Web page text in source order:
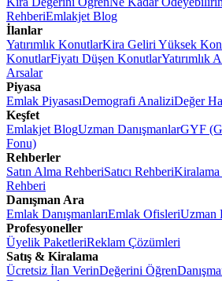
RehberiEmlakjet Blog
İlanlar
Yatırımlık KonutlarKira Geliri Yüksek
KonutlarFiyatı Düşen KonutlarYatırımlık
Arsalar
Piyasa
Emlak PiyasasıDemografi AnaliziDeğer
Keşfet
Emlakjet BlogUzman DanışmanlarGYF
Fonu)
Rehberler
Satın Alma RehberiSatıcı RehberiKiralama
Rehberi
Danışman Ara
Emlak DanışmanlarıEmlak OfisleriUzman
Profesyoneller
Üyelik PaketleriReklam Çözümleri
Satış & Kiralama
Ücretsiz İlan VerinDeğerini Öğren